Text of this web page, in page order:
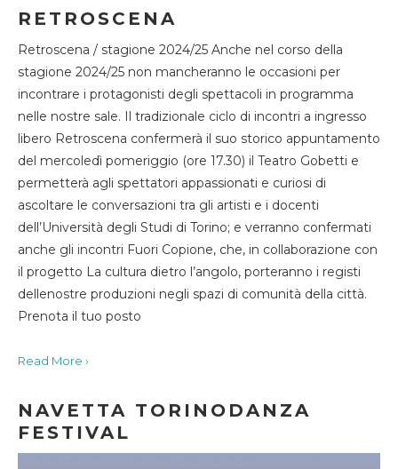
RETROSCENA
Retroscena / stagione 2024/25 Anche nel corso della
stagione 2024/25 non mancheranno le occasioni per
incontrare i protagonisti degli spettacoli in programma
nelle nostre sale. Il tradizionale ciclo di incontri a ingresso
libero Retroscena confermerà il suo storico appuntamento
del mercoledì pomeriggio (ore 17.30) il Teatro Gobetti e
permetterà agli spettatori appassionati e curiosi di
ascoltare le conversazioni tra gli artisti e i docenti
dell’Università degli Studi di Torino; e verranno confermati
anche gli incontri Fuori Copione, che, in collaborazione con
il progetto La cultura dietro l’angolo, porteranno i registi
dellenostre produzioni negli spazi di comunità della città.
Prenota il tuo posto
Read More ›
NAVETTA TORINODANZA
FESTIVAL